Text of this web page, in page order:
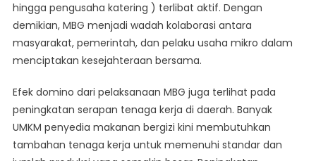
hingga pengusaha katering ) terlibat aktif. Dengan
demikian, MBG menjadi wadah kolaborasi antara
masyarakat, pemerintah, dan pelaku usaha mikro dalam
menciptakan kesejahteraan bersama.
Efek domino dari pelaksanaan MBG juga terlihat pada
peningkatan serapan tenaga kerja di daerah. Banyak
UMKM penyedia makanan bergizi kini membutuhkan
tambahan tenaga kerja untuk memenuhi standar dan